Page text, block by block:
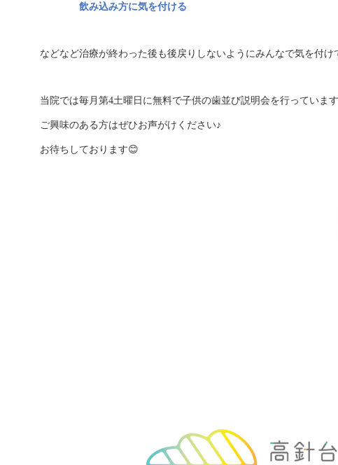
飲み込み方に気を付ける
などなど治療が終わった後も後戻りしないようにみんなで気を付
当院では毎月第4土曜日に無料で子供の歯並び説明会を行っています
ご興味のある方はぜひお声がけください♪
お待ちしております😊